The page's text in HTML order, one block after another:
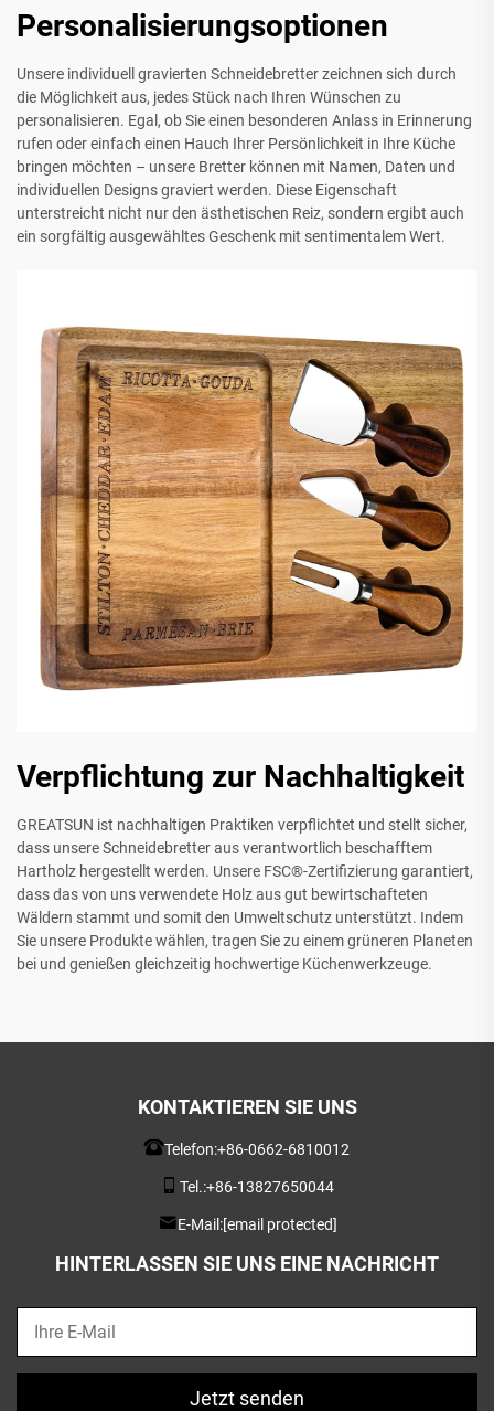
Personalisierungsoptionen
Unsere individuell gravierten Schneidebretter zeichnen sich durch
die Möglichkeit aus, jedes Stück nach Ihren Wünschen zu
personalisieren. Egal, ob Sie einen besonderen Anlass in Erinnerung
rufen oder einfach einen Hauch Ihrer Persönlichkeit in Ihre Küche
bringen möchten – unsere Bretter können mit Namen, Daten und
individuellen Designs graviert werden. Diese Eigenschaft
unterstreicht nicht nur den ästhetischen Reiz, sondern ergibt auch
ein sorgfältig ausgewähltes Geschenk mit sentimentalem Wert.
Verpflichtung zur Nachhaltigkeit
GREATSUN ist nachhaltigen Praktiken verpflichtet und stellt sicher,
dass unsere Schneidebretter aus verantwortlich beschafftem
Hartholz hergestellt werden. Unsere FSC®-Zertifizierung garantiert,
dass das von uns verwendete Holz aus gut bewirtschafteten
Wäldern stammt und somit den Umweltschutz unterstützt. Indem
Sie unsere Produkte wählen, tragen Sie zu einem grüneren Planeten
bei und genießen gleichzeitig hochwertige Küchenwerkzeuge.
KONTAKTIEREN SIE UNS
Telefon:+86-0662-6810012
Tel.:+86-13827650044
E-Mail:[email protected]
HINTERLASSEN SIE UNS EINE NACHRICHT
Jetzt senden